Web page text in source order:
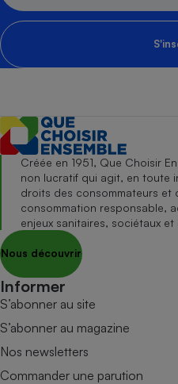
Créée en 1951, Que Choisir
non lucratif qui agit, en toute
droits des consommateurs et
consommation responsable,
enjeux sanitaires, sociétaux et
Nous découvrir
Informer
S’abonner au site
S’abonner au magazine
Nos newsletters
Commander une parution